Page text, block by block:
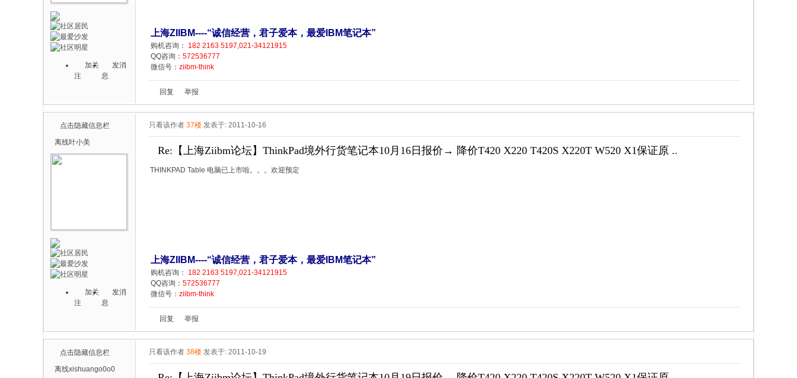
加关
注
发消
息
上海ZIIBM----“诚信经营，君子爱本，最爱IBM笔记本”
购机咨询：
182 2163 5197,021-34121915
QQ咨询： 572536777
微信号： ziibm-think
回复 举报
点击隐藏信息栏
离线叶小美
加关
注
发消
息
只看该作者 37楼 发表于: 2011-10-16
Re:【上海Ziibm论坛】ThinkPad境外行货笔记本10月16日报价→ 降价T420 X220 T420S X220T W520 X1保证原 ..
THINKPAD Table 电脑已上市啦。。。欢迎预定
上海ZIIBM----“诚信经营，君子爱本，最爱IBM笔记本”
购机咨询：
182 2163 5197,021-34121915
QQ咨询： 572536777
微信号： ziibm-think
回复 举报
点击隐藏信息栏
离线xishuango0o0
只看该作者 38楼 发表于: 2011-10-19